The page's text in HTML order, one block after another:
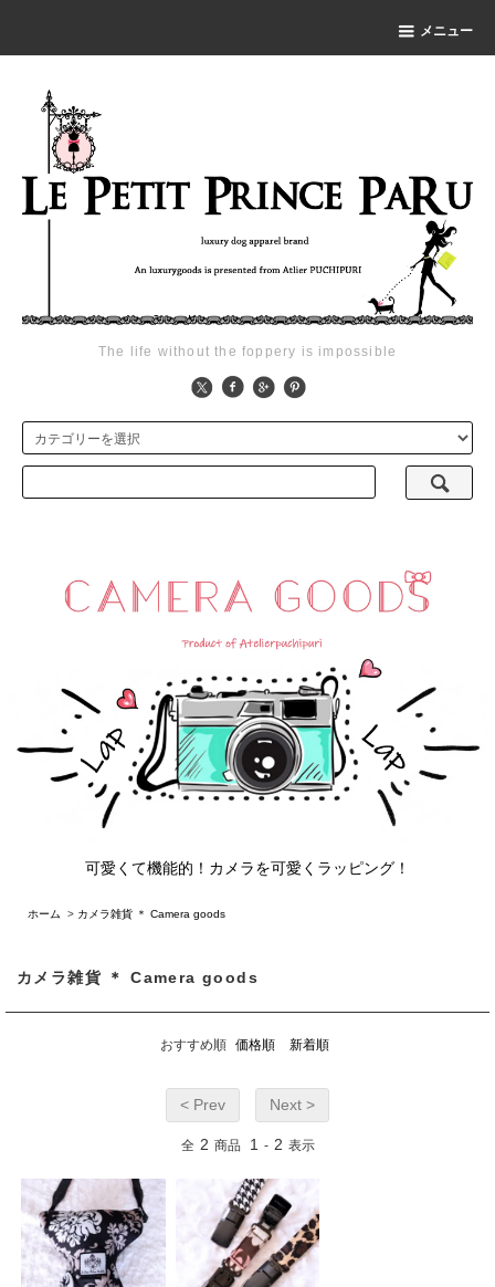
メニュー
The life without the foppery is impossible
可愛くて機能的！カメラを可愛くラッピング！
ホーム > カメラ雑貨 ＊ Camera goods
カメラ雑貨 ＊ Camera goods
おすすめ順 価格順 新着順
< Prev Next >
全 2 商品 1 - 2 表示